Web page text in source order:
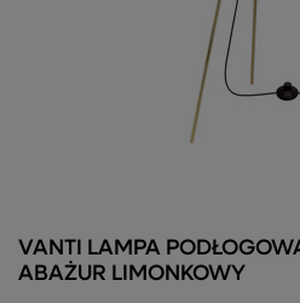
VANTI LAMPA
ABAŻUR LIMONKOWY